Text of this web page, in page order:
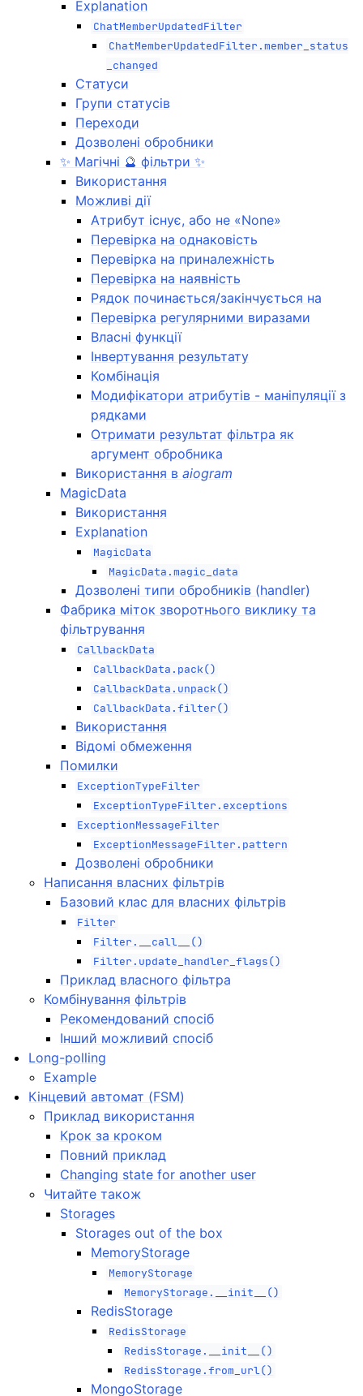
Explanation
ChatMemberUpdatedFilter
ChatMemberUpdatedFilter.member_status
_changed
Статуси
Групи статусів
Переходи
Дозволені обробники
✨ Магічні 🔮 фільтри ✨
Використання
Можливі дії
Атрибут існує, або не «None»
Перевірка на однаковість
Перевірка на приналежність
Перевірка на наявність
Рядок починається/закінчується на
Перевірка регулярними виразами
Власні функції
Інвертування результату
Комбінація
Модифікатори атрибутів - маніпуляції з
рядками
Отримати результат фільтра як
аргумент обробника
Використання в aiogram
MagicData
Використання
Explanation
MagicData
MagicData.magic_data
Дозволені типи обробників (handler)
Фабрика міток зворотнього виклику та
фільтрування
CallbackData
CallbackData.pack()
CallbackData.unpack()
CallbackData.filter()
Використання
Відомі обмеження
Помилки
ExceptionTypeFilter
ExceptionTypeFilter.exceptions
ExceptionMessageFilter
ExceptionMessageFilter.pattern
Дозволені обробники
Написання власних фільтрів
Базовий клас для власних фільтрів
Filter
Filter.__call__()
Filter.update_handler_flags()
Приклад власного фільтра
Комбінування фільтрів
Рекомендований спосіб
Інший можливий спосіб
Long-polling
Example
Кінцевий автомат (FSM)
Приклад використання
Крок за кроком
Повний приклад
Changing state for another user
Читайте також
Storages
Storages out of the box
MemoryStorage
MemoryStorage
MemoryStorage.__init__()
RedisStorage
RedisStorage
RedisStorage.__init__()
RedisStorage.from_url()
MongoStorage